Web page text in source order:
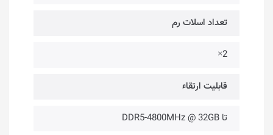
تعداد اسلات رم
2×
قابلیت ارتقاء
تا DDR5-4800MHz @ 32GB